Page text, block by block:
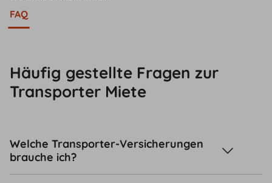
FAQ
Häufig gestellte Fragen zur
Transporter Miete
Welche Transporter-Versicherungen
brauche ich?